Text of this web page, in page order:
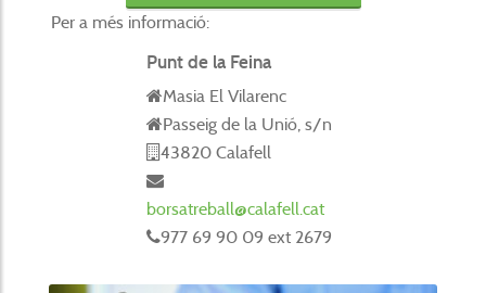
Per a més informació:
Punt de la Feina
Masia El Vilarenc
Passeig de la Unió, s/n
43820 Calafell
borsatreball@calafell.cat
977 69 90 09 ext 2679